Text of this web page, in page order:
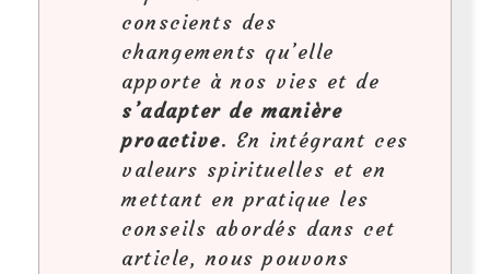
conscients des
changements qu’elle
apporte à nos vies et de
s’adapter de manière
proactive. En intégrant ces
valeurs spirituelles et en
mettant en pratique les
conseils abordés dans cet
article, nous pouvons